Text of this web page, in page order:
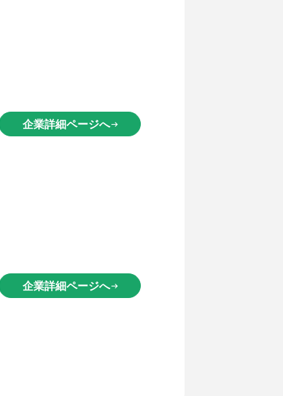
企業詳細ページへarrow_right_alt
企業詳細ページへarrow_right_alt